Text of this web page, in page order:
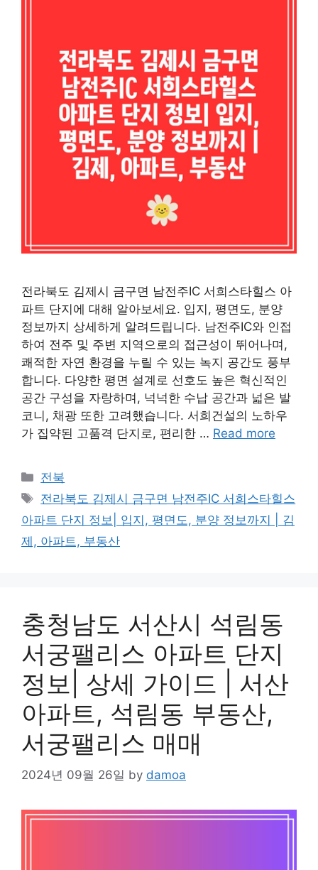
전라북도 김제시 금구면 남전주IC 서희스타힐스 아
파트 단지에 대해 알아보세요. 입지, 평면도, 분양
정보까지 상세하게 알려드립니다. 남전주IC와 인접
하여 전주 및 주변 지역으로의 접근성이 뛰어나며,
쾌적한 자연 환경을 누릴 수 있는 녹지 공간도 풍부
합니다. 다양한 평면 설계로 선호도 높은 혁신적인
공간 구성을 자랑하며, 넉넉한 수납 공간과 넓은 발
코니, 채광 또한 고려했습니다. 서희건설의 노하우
가 집약된 고품격 단지로, 편리한 … Read more
Categories
전북
Tags
전라북도 김제시 금구면 남전주IC 서희스타힐스
아파트 단지 정보| 입지, 평면도, 분양 정보까지 | 김
제, 아파트, 부동산
충청남도 서산시 석림동
서궁팰리스 아파트 단지
정보| 상세 가이드 | 서산
아파트, 석림동 부동산,
서궁팰리스 매매
2024년 09월 26일 by damoa